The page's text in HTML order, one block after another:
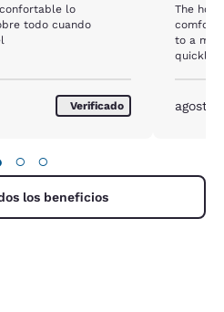
lo
cuando
Verificado
The
to a
quickly.
agosto
○ ○
los beneficios